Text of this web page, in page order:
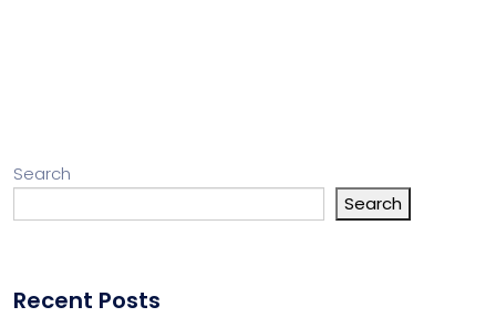
Search
Search
Recent Posts